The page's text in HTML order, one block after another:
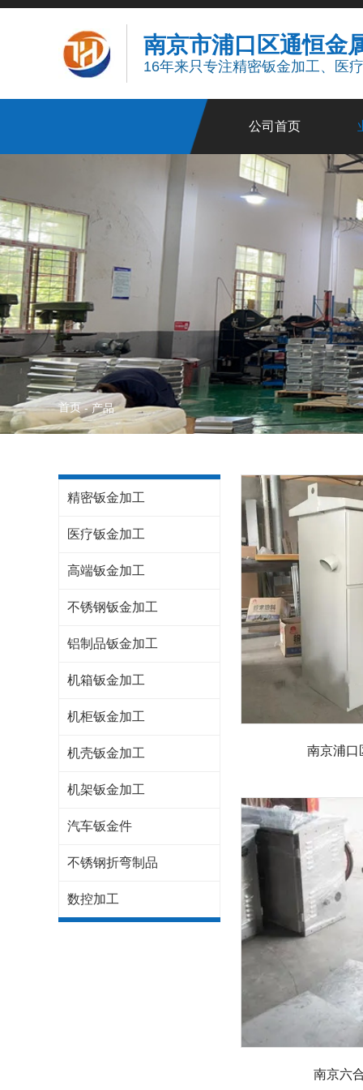
南京市浦口区通恒金
16年来只专注精密钣金加工、医
公司首页
首页-产品
精密钣金加工
医疗钣金加工
高端钣金加工
不锈钢钣金加工
铝制品钣金加工
机箱钣金加工
机柜钣金加工
机壳钣金加工
机架钣金加工
汽车钣金件
不锈钢折弯制品
数控加工
南京浦口
南京六